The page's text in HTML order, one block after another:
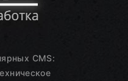
CMS: